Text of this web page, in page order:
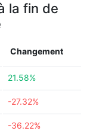
la fin de
Changement
21.58%
-27.32%
-36.22%